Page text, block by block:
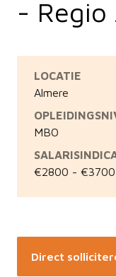
- Regio
LOCATIE
Almere
MBO
€2800 - €3700
Direct